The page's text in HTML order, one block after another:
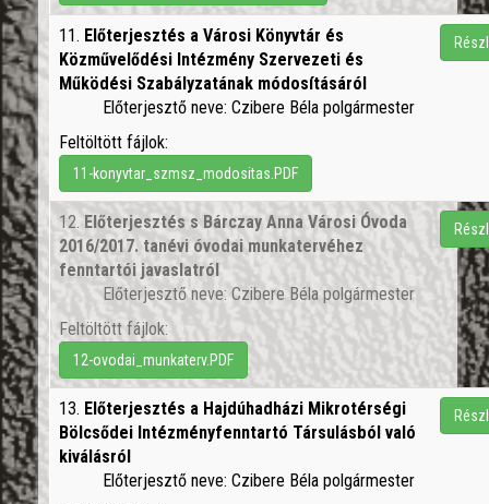
11. Előterjesztés a Városi Könyvtár és
Közművelődési Intézmény Szervezeti és
Működési Szabályzatának módosításáról
Előterjesztő neve: Czibere Béla polgármester
Feltöltött fájlok:
11-konyvtar_szmsz_modositas.PDF
12.Előterjesztés s Bárczay Anna Városi Óvoda
2016/2017. tanévi óvodai munkatervéhez
fenntartói javaslatról
Előterjesztő neve: Czibere Béla polgármester
Feltöltött fájlok:
12-ovodai_munkaterv.PDF
13. Előterjesztés a Hajdúhadházi Mikrotérségi
Bölcsődei Intézményfenntartó Társulásból való
kiválásról
Előterjesztő neve: Czibere Béla polgármester